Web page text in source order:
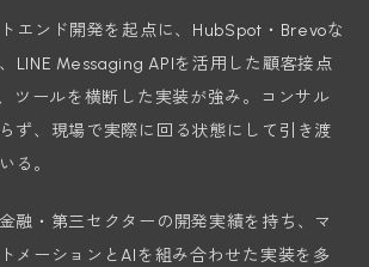
エンド開発を起点に、HubSpot・Brevoな
LINE Messaging APIを活用した顧客接点
ツールを横断した実装が強み。コンサル
ず、現場で実際に回る状態にして引き渡
る。
融・第三セクターの開発実績を持ち、マ
メーションとAIを組み合わせた実装を多